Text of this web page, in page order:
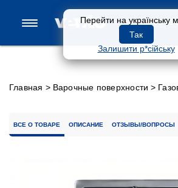
Перейти на українську
Так
Залишити р*сійську
0 800 33-
Главная > Варочные поверхности >
ВСЕ О ТОВАРЕ ОПИСАНИЕ ОТЗЫВЫ/ВОПРОСЫ